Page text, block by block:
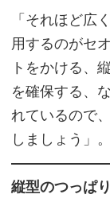
「それほど広
用するのがセ
トをかける、
を確保する、
れているので
しましょう」。
縦型のつっぱ